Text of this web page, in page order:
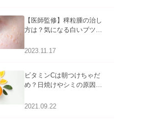
【医師監修】稗粒腫の治し
方は？気になる白いブツブ
アについて
2023.11.17
ビタミンCは朝つけちゃだ
め？日焼けやシミの原因に
2021.09.22